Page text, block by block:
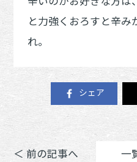
と力強くおろすと辛み
れ。
シェア
＜ 前の記事へ 一